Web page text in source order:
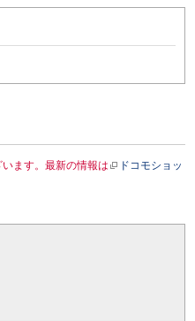
ます。最新の情報は
ドコモショッ